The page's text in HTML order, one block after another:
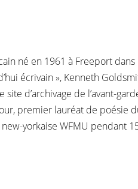
né en 1961 à Freeport
écrivain », Kenneth
d’archivage de l’avant-
premier lauréat de poésie
yorkaise WFMU pendant